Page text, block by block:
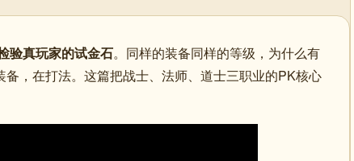
验真玩家的试金石。同样的装备同样的等级，为什么有
，在打法。这篇把战士、法师、道士三职业的PK核心